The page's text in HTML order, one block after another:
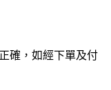
確，如經下單及付